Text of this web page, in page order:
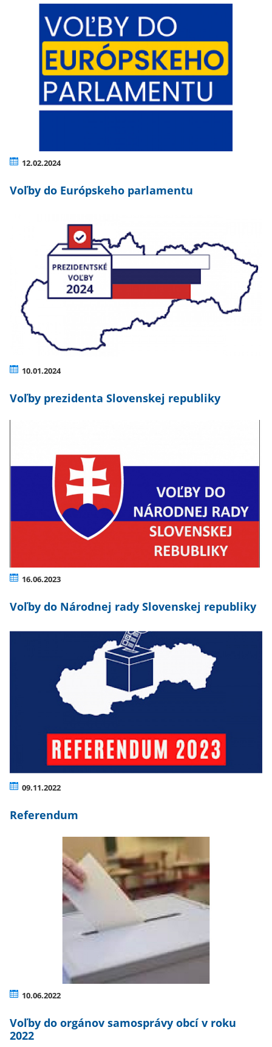
12.02.2024
Voľby do Európskeho parlamentu
10.01.2024
Voľby prezidenta Slovenskej republiky
16.06.2023
Voľby do Národnej rady Slovenskej republiky
09.11.2022
Referendum
10.06.2022
Voľby do orgánov samosprávy obcí v roku
2022